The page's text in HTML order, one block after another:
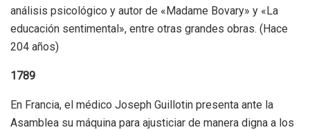
análisis psicológico y autor de «Madame Bovary» y «La
educación sentimental», entre otras grandes obras. (Hace
204 años)
1789
En Francia, el médico Joseph Guillotin presenta ante la
Asamblea su máquina para ajusticiar de manera digna a los